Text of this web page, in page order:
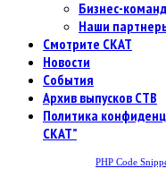
Бизнес-
Наши
Смотрите СКАТ
Новости
События
Архив выпусков СТВ
Политика
СКАТ”
PHP Code